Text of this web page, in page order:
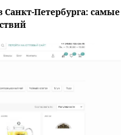
Петербурга: самые